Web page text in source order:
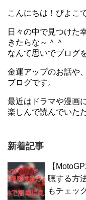
こんにちは！ぴよこ
日々の中で見つけた
きたらな～＾＾
なんて思いでブログ
金運アップのお話や
ブログです。
最近はドラマや漫画
楽しんで読んでいた
新着記事
【
聴する方
もチェッ